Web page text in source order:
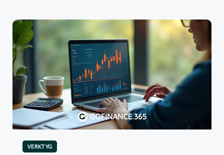
VERKTYG